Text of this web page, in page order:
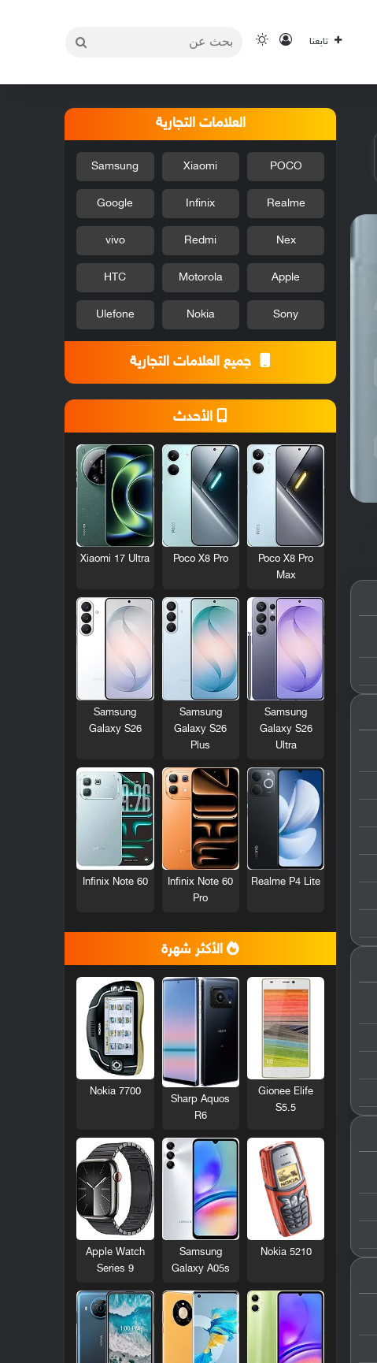
تابعنا تسجيل الدخول
الوضع المظلم
العلامات التجارية
POCO
Xiaomi
Samsung
Realme
Infinix
Google
Nex
Redmi
vivo
Apple
Motorola
HTC
Sony
Nokia
Ulefone
جميع العلامات التجارية
الأحدث
Poco X8 Pro
Max
Poco X8 Pro
Xiaomi 17 Ultra
Samsung
Galaxy S26
Ultra
Samsung
Galaxy S26
Plus
Samsung
Galaxy S26
Realme P4 Lite
Infinix Note 60
Pro
Infinix Note 60
الأكثر شهرة
Gionee Elife
S5.5
Sharp Aquos
R6
Nokia 7700
Nokia 5210
Samsung
Galaxy A05s
Apple Watch
Series 9